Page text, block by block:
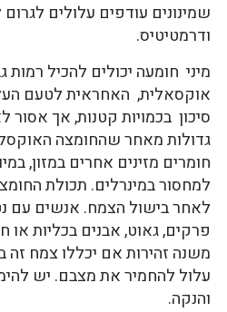
שמינונים עודפים עלולים
ודרמטיטיס.
מיני חומעה יכולים להכיל
אוקסאלית, האחראית לטעם
סיכון בכמויות קטנות, אך אסור
גדולות מאחר שהחומצה
חומרים מזינים אחרים במזון,
למחסור במינרלים. תכולת
לאחר בישול הצמח. אנשים עם
פרקים, גאוט, אבנים בכליות או
משנה זהירות אם יכללו צמח זה
עלול להחמיר את מצבם. יש
והנקה.